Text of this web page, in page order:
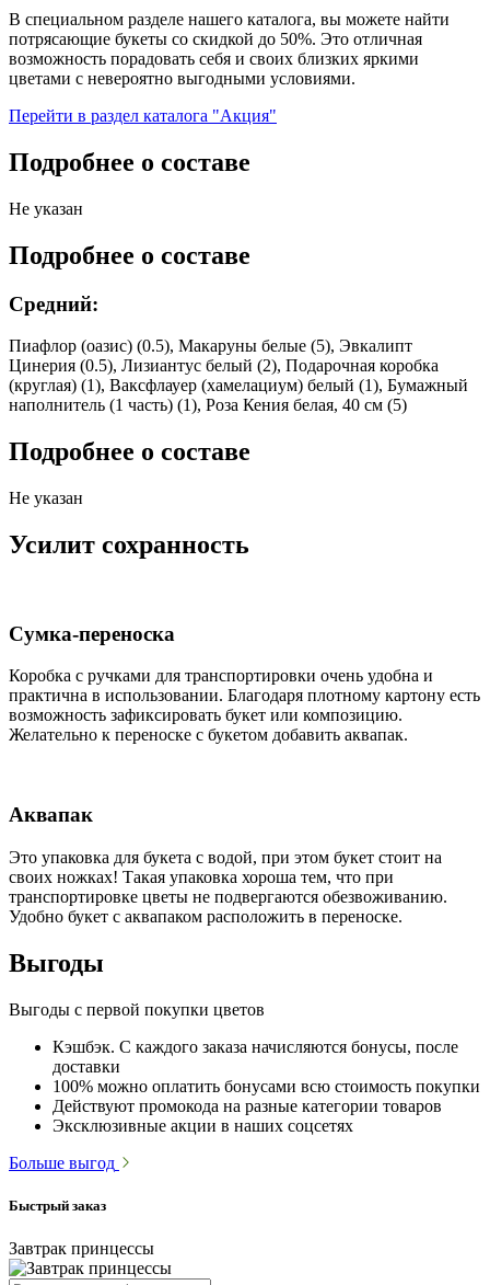
В специальном разделе нашего каталога, вы можете найти
потрясающие букеты со скидкой до 50%. Это отличная
возможность порадовать себя и своих близких яркими
цветами с невероятно выгодными условиями.
Перейти в раздел каталога "Акция"
Подробнее о составе
Не указан
Подробнее о составе
Средний:
Пиафлор (оазис) (0.5), Макаруны белые (5), Эвкалипт
Цинерия (0.5), Лизиантус белый (2), Подарочная коробка
(круглая) (1), Ваксфлауер (хамелациум) белый (1), Бумажный
наполнитель (1 часть) (1), Роза Кения белая, 40 см (5)
Подробнее о составе
Не указан
Усилит сохранность
Сумка-переноска
Коробка c ручками для транспортировки очень удобна и
практична в использовании. Благодаря плотному картону есть
возможность зафиксировать букет или композицию.
Желательно к переноске с букетом добавить аквапак.
Аквапак
Это упаковка для букета с водой, при этом букет стоит на
своих ножках! Такая упаковка хороша тем, что при
транспортировке цветы не подвергаются обезвоживанию.
Удобно букет с аквапаком расположить в переноске.
Выгоды
Выгоды с первой покупки цветов
Кэшбэк. С каждого заказа начисляются бонусы, после
доставки
100% можно оплатить бонусами всю стоимость покупки
Действуют промокода на разные категории товаров
Эксклюзивные акции в наших соцсетях
Больше выгод
Быстрый заказ
Завтрак принцессы